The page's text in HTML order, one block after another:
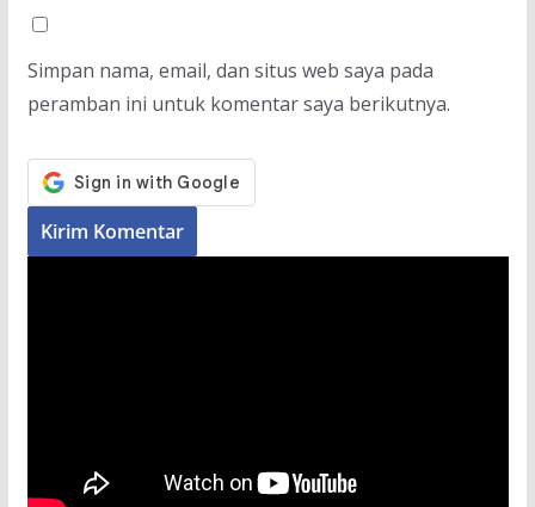
Simpan nama, email, dan situs web saya pada
peramban ini untuk komentar saya berikutnya.